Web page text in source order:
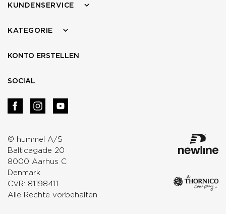
© hummel A/S
Balticagade 20
8000 Aarhus C
Denmark
CVR: 81198411
Alle Rechte vorbehalten
KUNDENSERVICE
KATEGORIE
KONTO ERSTELLEN
SOCIAL